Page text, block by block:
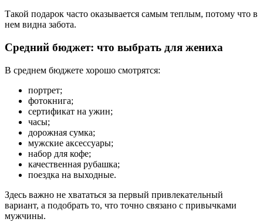
Такой подарок часто оказывается самым теплым, потому что в
нем видна забота.
Средний бюджет: что выбрать для жениха
В среднем бюджете хорошо смотрятся:
портрет;
фотокнига;
сертификат на ужин;
часы;
дорожная сумка;
мужские аксессуары;
набор для кофе;
качественная рубашка;
поездка на выходные.
Здесь важно не хвататься за первый привлекательный
вариант, а подобрать то, что точно связано с привычками
мужчины.